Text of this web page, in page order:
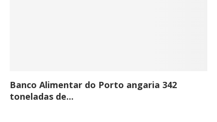
Banco Alimentar do Porto angaria 342
toneladas de...